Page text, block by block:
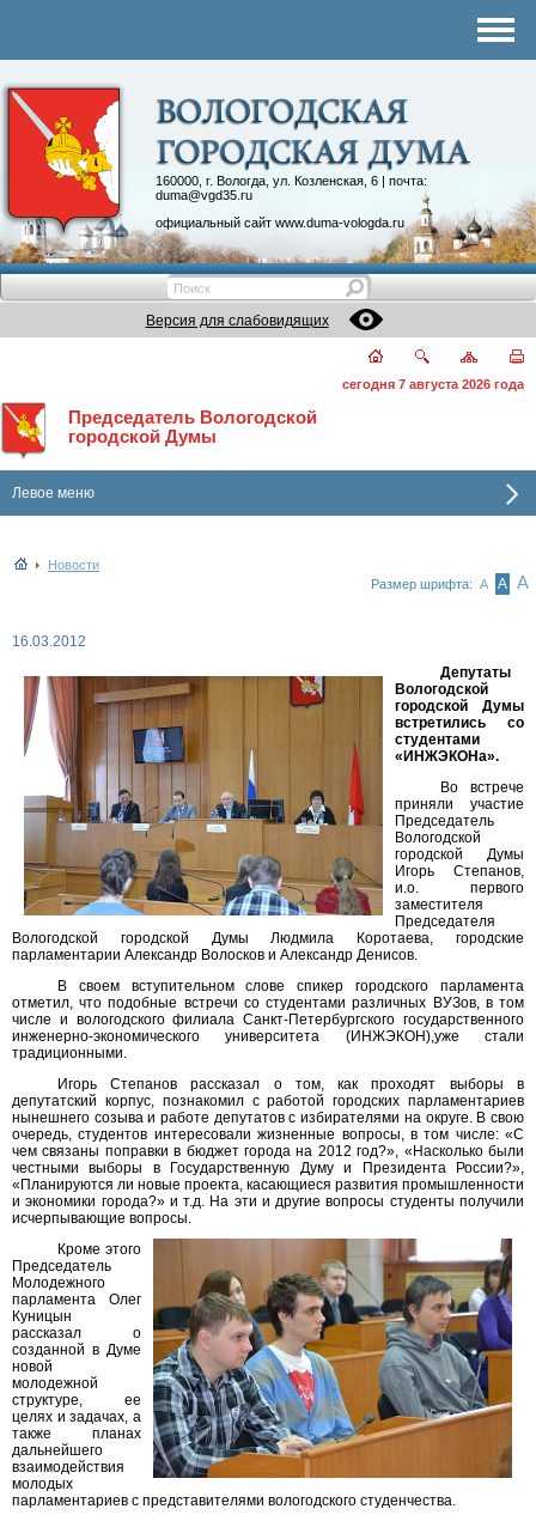
160000, г. Вологда, ул. Козленская, 6 | почта:
duma@vgd35.ru
официальный сайт www.duma-vologda.ru
Контакты
Депутатские объединения
Версия для слабовидящих
сегодня 7 августа 2026 года
Председатель Вологодской
городской Думы
Левое меню
Новости
Размер шрифта: А А А
16.03.2012
Депутаты
Вологодской
городской Думы
встретились со
студентами
«ИНЖЭКОНа».
Во встрече
приняли участие
Председатель
Вологодской
городской Думы
Игорь Степанов,
и.о. первого
заместителя
Председателя
Вологодской городской Думы Людмила Коротаева, городские
парламентарии Александр Волосков и Александр Денисов.
В своем вступительном слове спикер городского парламента
отметил, что подобные встречи со студентами различных ВУЗов, в том
числе и вологодского филиала Санкт-Петербургского государственного
инженерно-экономического университета (ИНЖЭКОН),уже стали
традиционными.
Игорь Степанов рассказал о том, как проходят выборы в
депутатский корпус, познакомил с работой городских парламентариев
нынешнего созыва и работе депутатов с избирателями на округе. В свою
очередь, студентов интересовали жизненные вопросы, в том числе: «С
чем связаны поправки в бюджет города на 2012 год?», «Насколько были
честными выборы в Государственную Думу и Президента России?»,
«Планируются ли новые проекта, касающиеся развития промышленности
и экономики города?» и т.д. На эти и другие вопросы студенты получили
исчерпывающие вопросы.
Кроме этого
Председатель
Молодежного
парламента Олег
Куницын
рассказал о
созданной в Думе
новой
молодежной
структуре, ее
целях и задачах, а
также планах
дальнейшего
взаимодействия
молодых
парламентариев с представителями вологодского студенчества.